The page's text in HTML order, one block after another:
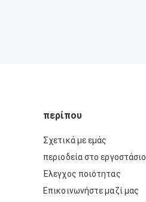
περίπου
Σχετικά με εμάς
περιοδεία στο εργοστάσιο
Έλεγχος ποιότητας
Επικοινωνήστε μαζί μας